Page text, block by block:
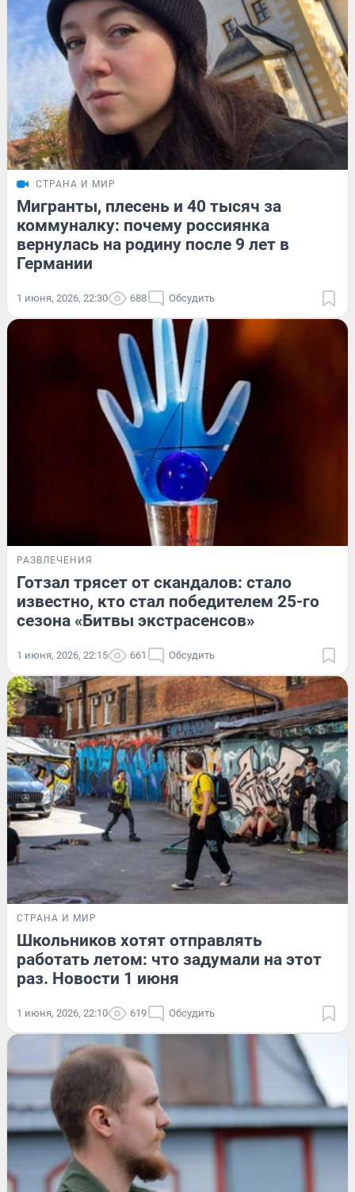
СТРАНА И МИР
Мигранты, плесень и 40 тысяч за
коммуналку: почему россиянка
вернулась на родину после 9 лет в
Германии
1 июня, 2026, 22:30 688 Обсудить
РАЗВЛЕЧЕНИЯ
Готзал трясет от скандалов: стало
известно, кто стал победителем 25-го
сезона «Битвы экстрасенсов»
1 июня, 2026, 22:15 661 Обсудить
СТРАНА И МИР
Школьников хотят отправлять
работать летом: что задумали на этот
раз. Новости 1 июня
1 июня, 2026, 22:10 619 Обсудить